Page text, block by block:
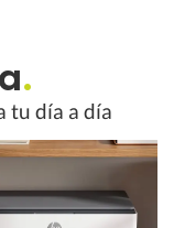
.
tu día a día